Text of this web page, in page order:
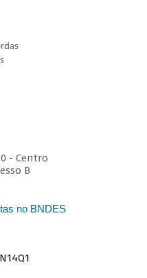
- Centro
B
no BNDES